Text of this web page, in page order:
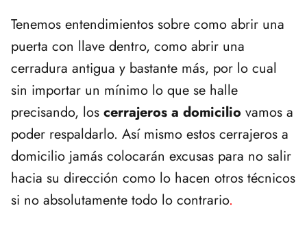
Tenemos entendimientos sobre como abrir una
puerta con llave dentro, como abrir una
cerradura antigua y bastante más, por lo cual
sin importar un mínimo lo que se halle
precisando, los cerrajeros a domicilio vamos a
poder respaldarlo. Así mismo estos cerrajeros a
domicilio jamás colocarán excusas para no salir
hacia su dirección como lo hacen otros técnicos
si no absolutamente todo lo contrario.